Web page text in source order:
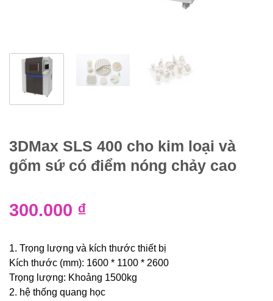
3DMax SLS 400 cho kim loại và
gốm sứ có điểm nóng chảy cao
300.000 ₫
1. Trọng lượng và kích thước thiết bị
Kích thước (mm): 1600 * 1100 * 2600
Trọng lượng: Khoảng 1500kg
2. hệ thống quang học